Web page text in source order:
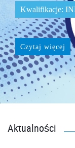
Kwalifikacje:
Czytaj więcej
Aktualności